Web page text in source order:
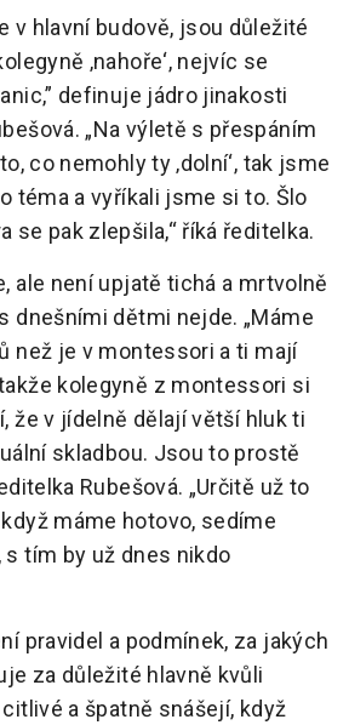
v hlavní budově, jsou důležité
‚nahoře‘, nejvíc se
definuje jádro jinakosti
„Na výletě s přespáním
co nemohly ty ‚dolní‘, tak jsme
téma a vyříkali jsme si to. Šlo
se pak zlepšila,“ říká ředitelka.
ale není upjatě tichá a mrtvolně
dnešními dětmi nejde. „Máme
než je v montessori a ti mají
kolegyně z montessori si
že v jídelně dělají větší hluk ti
skladbou. Jsou to prostě
Rubešová. „Určitě už to
máme hotovo, sedíme
s tím by už dnes nikdo
pravidel a podmínek, za jakých
za důležité hlavně kvůli
a špatně snášejí, když